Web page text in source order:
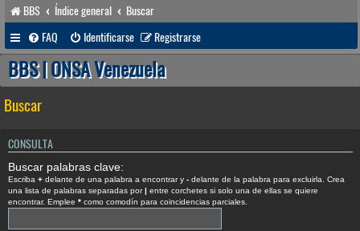
BBS Índice general
Buscar
FAQ
Identificarse Registrarse
BBS | ONSA Venezuela
Buscar
CONSULTA
Buscar palabras clave:
Escriba + delante de una palabra a encontrar y - delante de la palabra para excluirla. Crea
una lista de palabras separadas por| entre corchetes si solo una de ellas se quiere
encontrar. Emplee * como comodín para coincidencias parciales.